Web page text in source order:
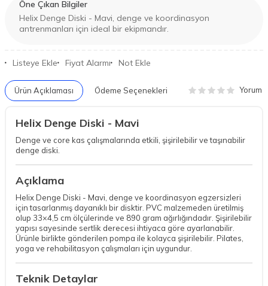
Öne Çıkan Bilgiler
Helix Denge Diski - Mavi, denge ve koordinasyon
antrenmanları için ideal bir ekipmandır.
Listeye Ekle Fiyat Alarmı Not Ekle
Ürün Açıklaması Ödeme Seçenekleri Yorum
Helix Denge Diski - Mavi
Denge ve core kas çalışmalarında etkili, şişirilebilir ve taşınabilir
denge diski.
Açıklama
Helix Denge Diski - Mavi, denge ve koordinasyon egzersizleri
için tasarlanmış dayanıklı bir disktir. PVC malzemeden üretilmiş
olup 33×4,5 cm ölçülerinde ve 890 gram ağırlığındadır. Şişirilebilir
yapısı sayesinde sertlik derecesi ihtiyaca göre ayarlanabilir.
Ürünle birlikte gönderilen pompa ile kolayca şişirilebilir. Pilates,
yoga ve rehabilitasyon çalışmaları için uygundur.
Teknik Detaylar